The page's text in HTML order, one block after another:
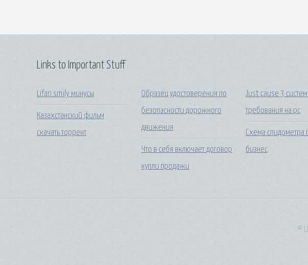
Links to Important Stuff
Lifan smily минусы
Казахстанский фильм
скачать торрент
Образец удостоверения по
безопасности дорожного
движения
Что в себя включает договор
купли продажи
Just cause 3
требования на pc
Схема спидометра
бизнес
©